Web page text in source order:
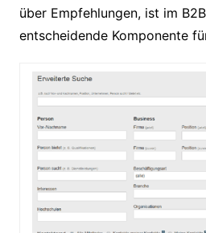
über Empfehlungen, ist im
entscheidende Komponente